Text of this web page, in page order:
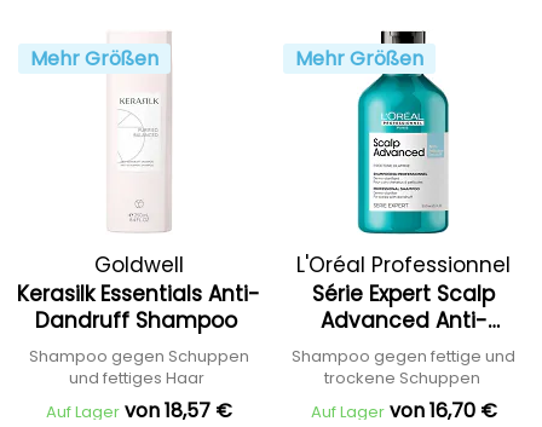
Mehr Größen
Goldwell
Kerasilk Essentials Anti-
Dandruff Shampoo
Shampoo gegen Schuppen
und fettiges Haar
Auf Lager von 18,57 €
Mehr Größen
L'Oréal Professionnel
Série Expert Scalp
Advanced Anti-
Dandruff Dermo
Clarifier Shampoo
Shampoo gegen fettige und
trockene Schuppen
Auf Lager von 16,70 €